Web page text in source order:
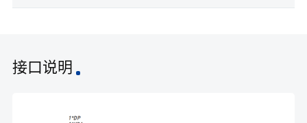
接口说明